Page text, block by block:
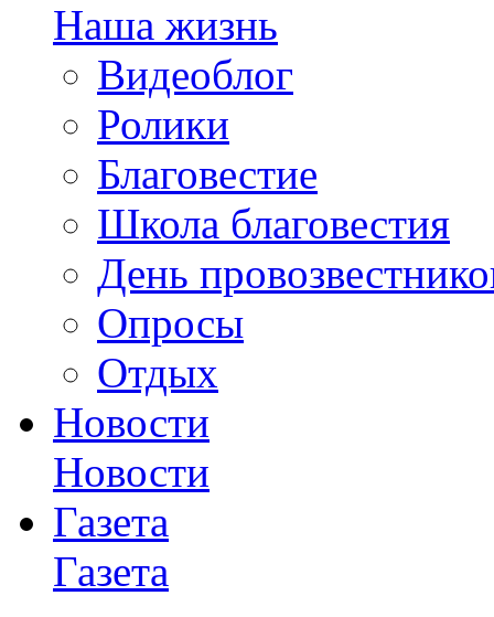
Наша жизнь
Видеоблог
Ролики
Благовестие
Школа благовестия
День
Опросы
Отдых
Новости
Новости
Газета
Газета